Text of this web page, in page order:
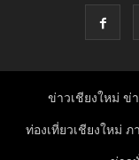
ข่าวเชียงใหม่ ข่
ท่องเที่ยวเชียงใหม่ ภ